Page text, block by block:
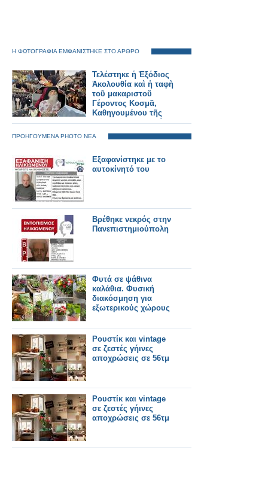
Η ΦΩΤΟΓΡΑΦΙΑ ΕΜΦΑΝΙΣΤΗΚΕ ΣΤΟ ΑΡΘΡΟ
Τελέστηκε ἡ Ἐξόδιος
Ἀκολουθία καὶ ἡ ταφὴ
τοῦ μακαριστοῦ
Γέροντος Κοσμᾶ,
Καθηγουμένου τῆς
Ἱερᾶς Μονῆς Στομίου
Κονίτσης
ΠΡΟΗΓΟΥΜΕΝΑ PHOTO ΝΕΑ
Εξαφανίστηκε με το
αυτοκίνητό του
Βρέθηκε νεκρός στην
Πανεπιστημιούπολη
Φυτά σε ψάθινα
καλάθια. Φυσική
διακόσμηση για
εξωτερικούς χώρους
Ρουστίκ και vintage
σε ζεστές γήινες
αποχρώσεις σε 56τμ
Ρουστίκ και vintage
σε ζεστές γήινες
αποχρώσεις σε 56τμ